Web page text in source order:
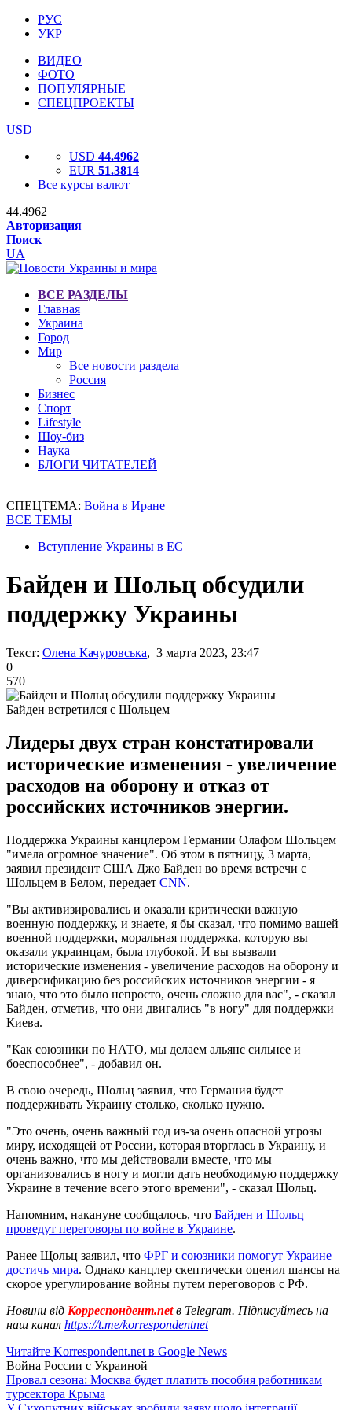
РУС
УКР
ВИДЕО
ФОТО
ПОПУЛЯРНЫЕ
СПЕЦПРОЕКТЫ
USD
USD 44.4962
EUR 51.3814
Все курсы валют
44.4962
Авторизация
Поиск
UA
ВСЕ РАЗДЕЛЫ
Главная
Украина
Город
Мир
Все новости раздела
Россия
Бизнес
Спорт
Lifestyle
Шоу-биз
Наука
БЛОГИ ЧИТАТЕЛЕЙ
СПЕЦТЕМА: Война в Иране
ВСЕ ТЕМЫ
Вступление Украины в ЕС
Байден и Шольц обсудили
поддержку Украины
Текст: Олена Качуровська, 3 марта 2023, 23:47
0
570
Байден встретился с Шольцем
Лидеры двух стран констатировали
исторические изменения - увеличение
расходов на оборону и отказ от
российских источников энергии.
Поддержка Украины канцлером Германии Олафом Шольцем
"имела огромное значение". Об этом в пятницу, 3 марта,
заявил президент США Джо Байден во время встречи с
Шольцем в Белом, передает CNN.
"Вы активизировались и оказали критически важную
военную поддержку, и знаете, я бы сказал, что помимо вашей
военной поддержки, моральная поддержка, которую вы
оказали украинцам, была глубокой. И вы вызвали
исторические изменения - увеличение расходов на оборону и
диверсификацию без российских источников энергии - я
знаю, что это было непросто, очень сложно для вас", - сказал
Байден, отметив, что они двигались "в ногу" для поддержки
Киева.
"Как союзники по НАТО, мы делаем альянс сильнее и
боеспособнее", - добавил он.
В свою очередь, Шольц заявил, что Германия будет
поддерживать Украину столько, сколько нужно.
"Это очень, очень важный год из-за очень опасной угрозы
миру, исходящей от России, которая вторглась в Украину, и
очень важно, что мы действовали вместе, что мы
организовались в ногу и могли дать необходимую поддержку
Украине в течение всего этого времени", - сказал Шольц.
Напомним, накануне сообщалось, что Байден и Шольц
проведут переговоры по войне в Украине.
Ранее Щольц заявил, что ФРГ и союзники помогут Украине
достичь мира. Однако канцлер скептически оценил шансы на
скорое урегулирование войны путем переговоров с РФ.
Новини від Корреспондент.netв Telegram. Підписуйтесь на
наш канал https://t.me/korrespondentnet
Читайте Korrespondent.net в Google News
Война России с Украиной
Провал сезона: Москва будет платить пособия работникам
турсектора Крыма